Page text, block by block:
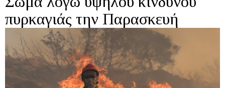
πυρκαγιάς την Παρασκευή